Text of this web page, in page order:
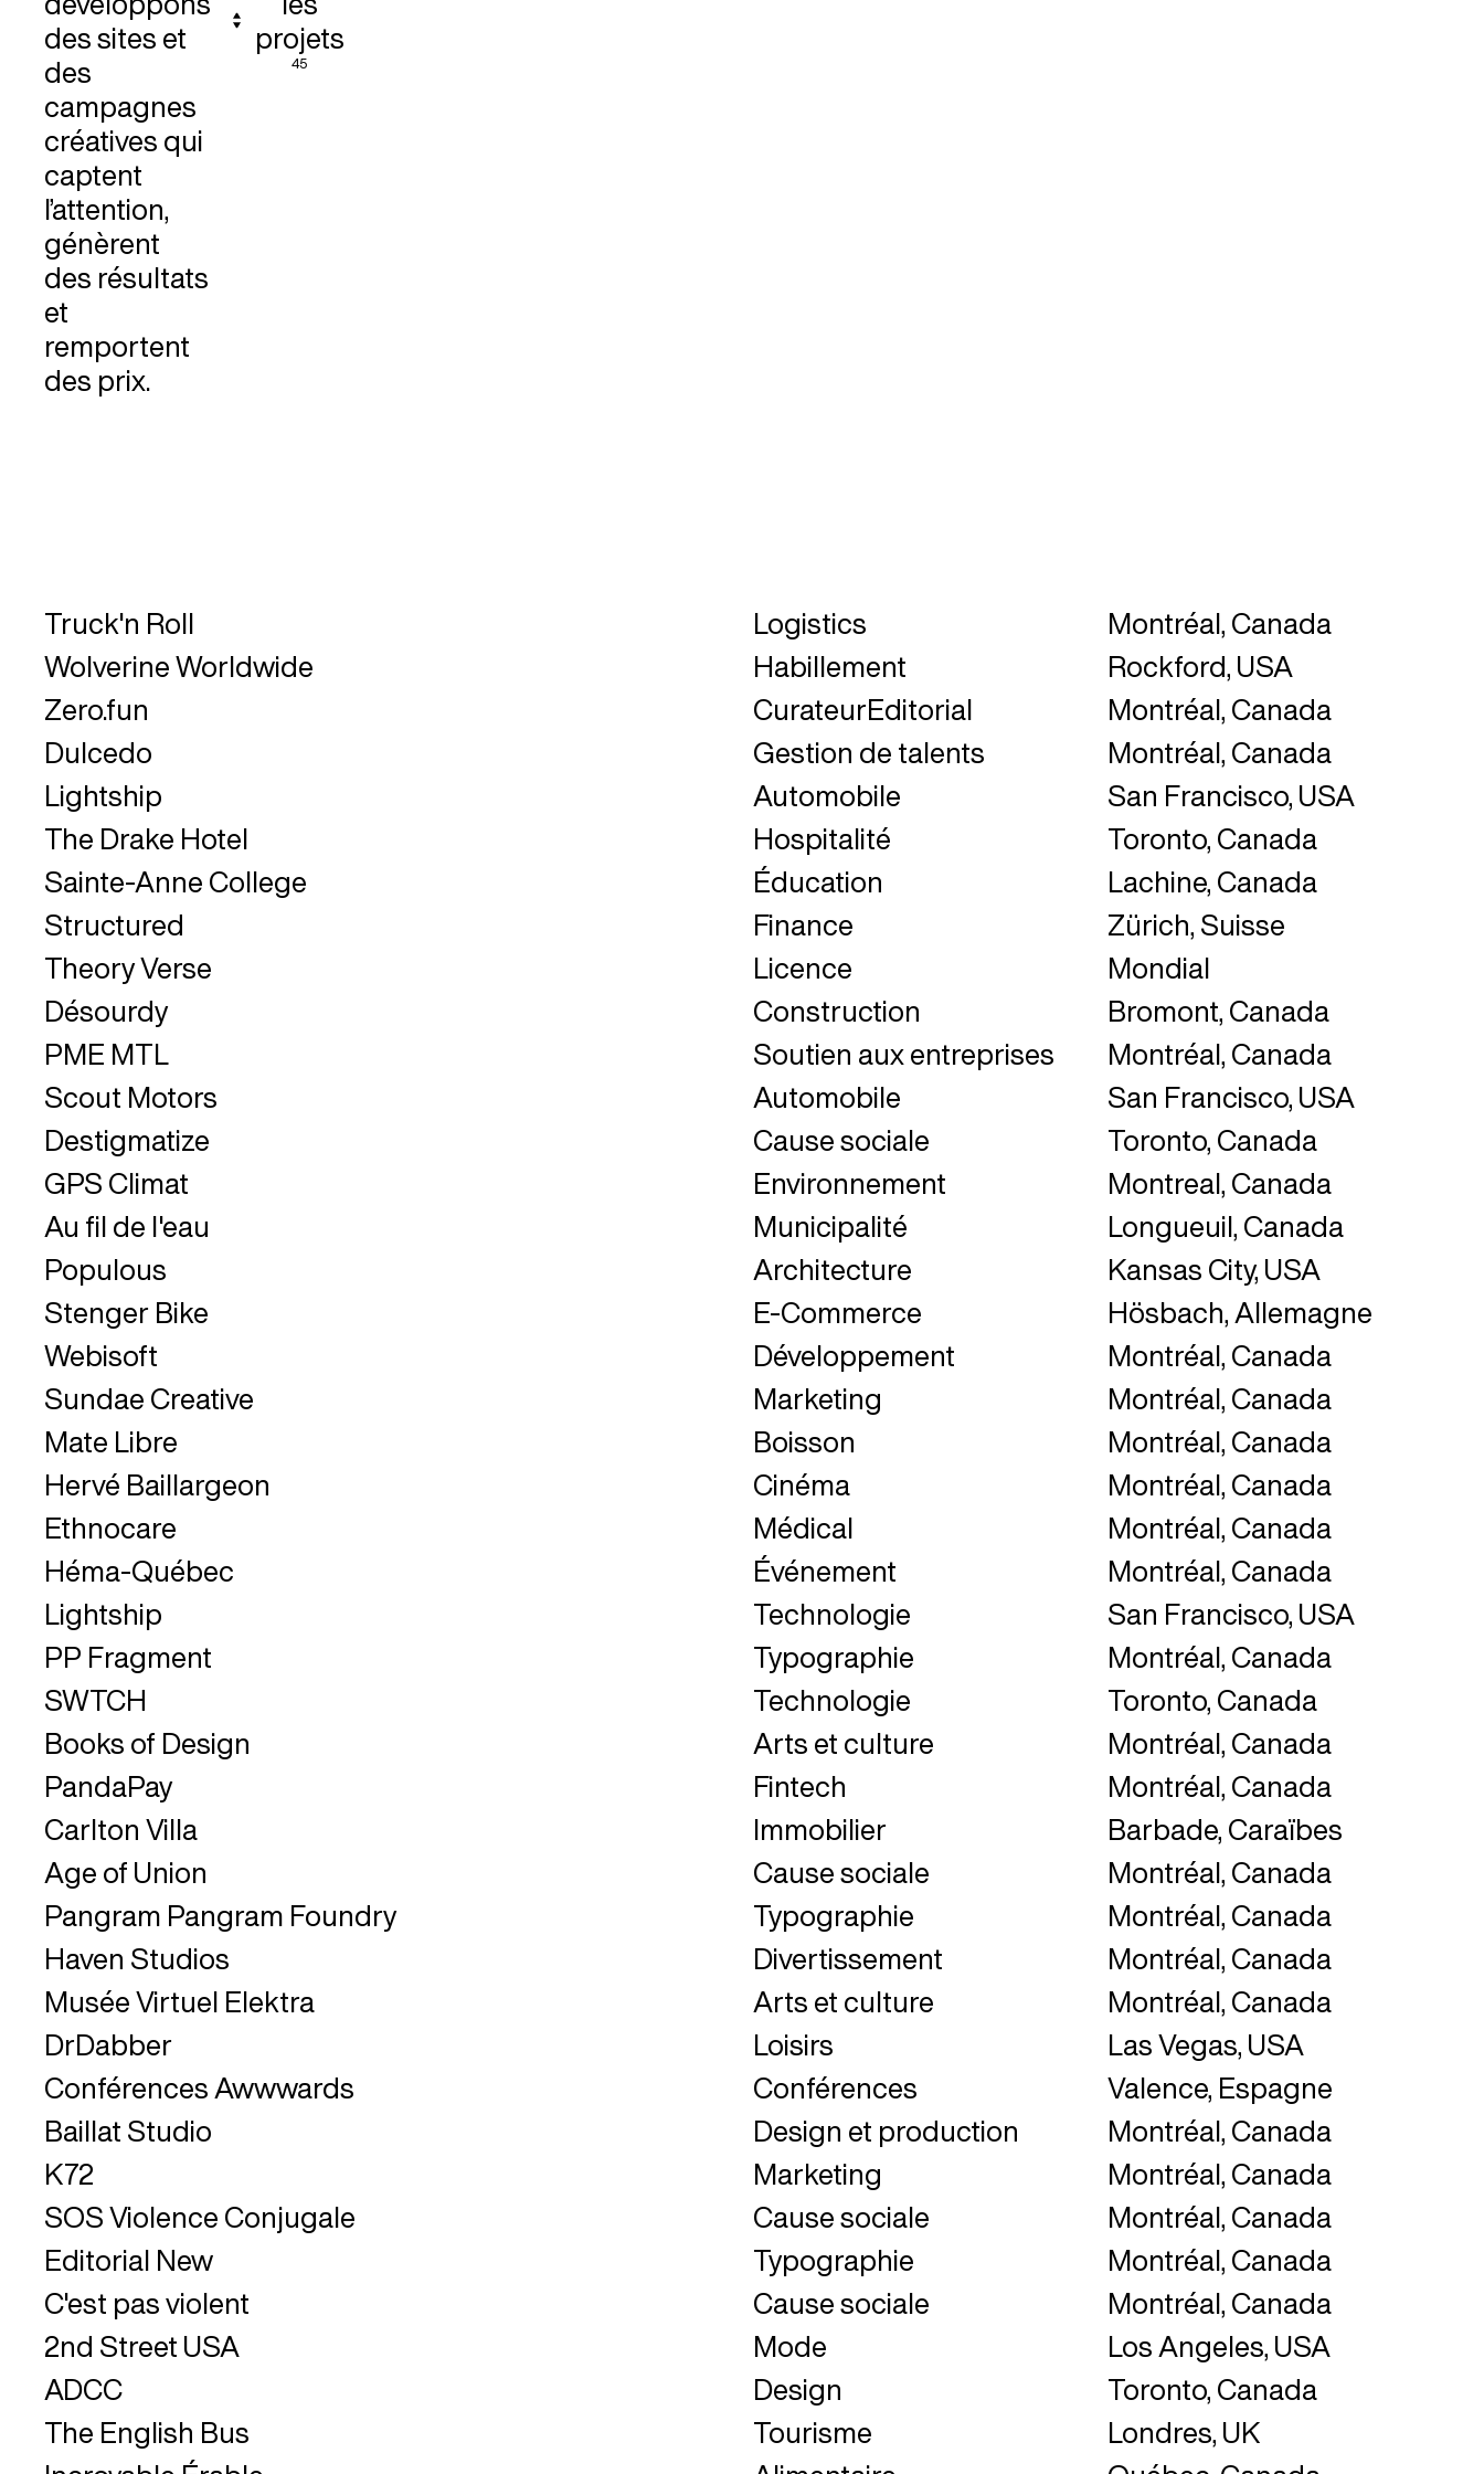
des sites et
des
campagnes
créatives qui
captent
l’attention,
génèrent
des résultats
et
remportent
des prix.
projets
45
Truck'n Roll Logistics Montréal, Canada
Fermer
Wolverine Worldwide Habillement Rockford, USA
Fermer
Zero.fun CurateurEditorial Montréal, Canada
Fermer
Dulcedo Gestion de talents Montréal, Canada
Fermer
Lightship Automobile San Francisco, USA
Fermer
The Drake Hotel Hospitalité Toronto, Canada
Fermer
Sainte-Anne College Éducation Lachine, Canada
Fermer
Structured Finance Zürich, Suisse
Fermer
Theory Verse Licence Mondial
Fermer
Désourdy Construction Bromont, Canada
Fermer
PME MTL Soutien aux entreprises Montréal, Canada
Fermer
Scout Motors Automobile San Francisco, USA
Fermer
Destigmatize Cause sociale Toronto, Canada
Fermer
GPS Climat Environnement Montreal, Canada
Fermer
Au fil de l'eau Municipalité Longueuil, Canada
Fermer
Populous Architecture Kansas City, USA
Fermer
Stenger Bike E-Commerce Hösbach, Allemagne
Fermer
Webisoft Développement Montréal, Canada
Fermer
Sundae Creative Marketing Montréal, Canada
Fermer
Mate Libre Boisson Montréal, Canada
Fermer
Hervé Baillargeon Cinéma Montréal, Canada
Fermer
Ethnocare Médical Montréal, Canada
Fermer
Héma-Québec Événement Montréal, Canada
Fermer
Lightship Technologie San Francisco, USA
Fermer
PP Fragment Typographie Montréal, Canada
Fermer
SWTCH Technologie Toronto, Canada
Fermer
Books of Design Arts et culture Montréal, Canada
Fermer
PandaPay Fintech Montréal, Canada
Fermer
Carlton Villa Immobilier Barbade, Caraïbes
Fermer
Age of Union Cause sociale Montréal, Canada
Fermer
Pangram Pangram Foundry Typographie Montréal, Canada
Fermer
Haven Studios Divertissement Montréal, Canada
Fermer
Musée Virtuel Elektra Arts et culture Montréal, Canada
Fermer
DrDabber Loisirs Las Vegas, USA
Fermer
Conférences Awwwards Conférences Valence, Espagne
Fermer
Baillat Studio Design et production Montréal, Canada
Fermer
K72 Marketing Montréal, Canada
Fermer
SOS Violence Conjugale Cause sociale Montréal, Canada
Fermer
Editorial New Typographie Montréal, Canada
Fermer
C'est pas violent Cause sociale Montréal, Canada
Fermer
2nd Street USA Mode Los Angeles, USA
Fermer
ADCC Design Toronto, Canada
Fermer
The English Bus Tourisme Londres, UK
Fermer